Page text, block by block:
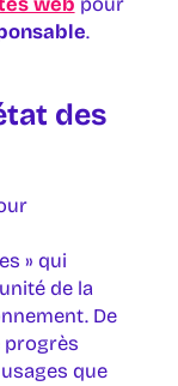
.
des
» qui
de la
De
progrès
que